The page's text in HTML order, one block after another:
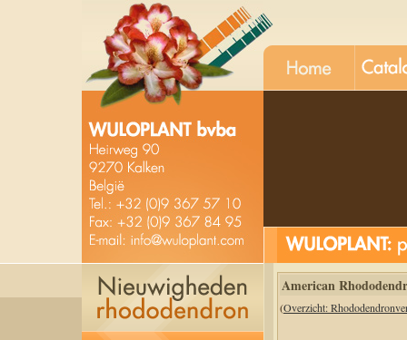
American
(Overzicht: